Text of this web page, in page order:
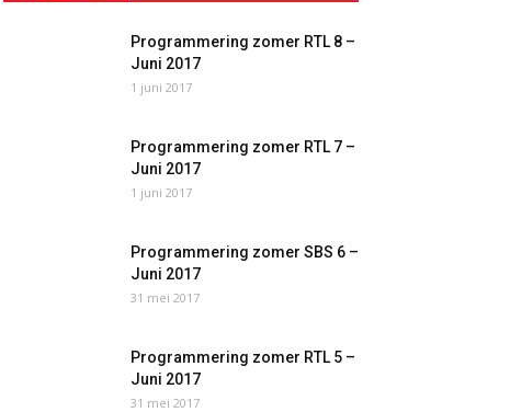
Programmering zomer RTL 8 –
Juni 2017
1 juni 2017
Programmering zomer RTL 7 –
Juni 2017
1 juni 2017
Programmering zomer SBS 6 –
Juni 2017
31 mei 2017
Programmering zomer RTL 5 –
Juni 2017
31 mei 2017